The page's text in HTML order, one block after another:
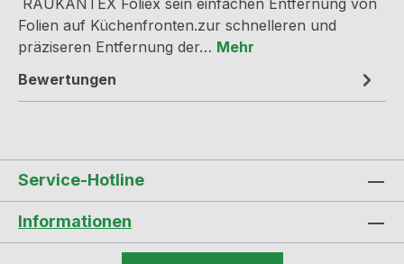
RAUKANTEX Foliex sein einfachen Entfernung von
Folien auf Küchenfronten.zur schnelleren und
präziseren Entfernung der… Mehr
Bewertungen
Service-Hotline
Informationen